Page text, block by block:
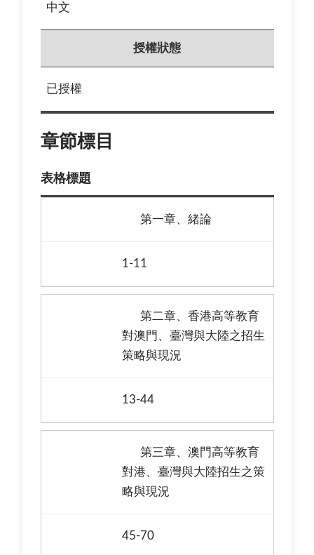
中文
授權狀態
已授權
章節標目
表格標題
第一章、緒論
1-11
第二章、香港高等教育
對澳門、臺灣與大陸之招生
策略與現況
13-44
第三章、澳門高等教育
對港、臺灣與大陸招生之策
略與現況
45-70